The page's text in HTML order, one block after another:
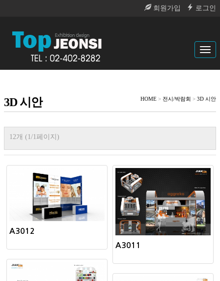
회원가입 로그인
3D 시안 HOME > 전시/박람회 > 3D 시안
12개 (1/1페이지)
A3012
A3011